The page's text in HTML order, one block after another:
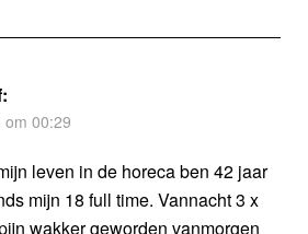
om 00:29
leven in de horeca ben 42 jaar
mijn 18 full time. Vannacht 3 x
wakker geworden vanmorgen